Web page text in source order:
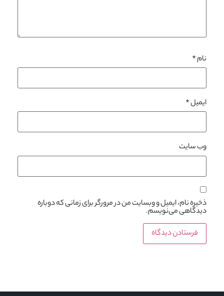
نام*
ایمیل*
وب‌ سایت
ذخیره نام، ایمیل و وبسایت من در مرورگر برای زمانی که دوباره
دیدگاهی می‌نویسم.